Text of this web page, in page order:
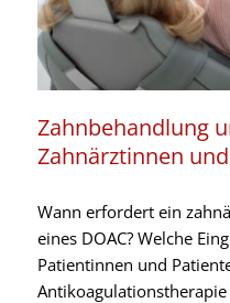
Zahnbehandlung
Zahnärztinnen
Wann erfordert ein
eines DOAC? Welche
Patientinnen und